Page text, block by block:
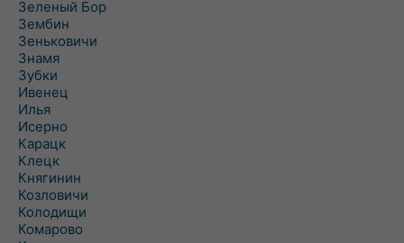
Зеленый Бор
Зембин
Зеньковичи
Знамя
Зубки
Ивенец
Илья
Исерно
Карацк
Клецк
Княгинин
Козловичи
Колодищи
Комарово